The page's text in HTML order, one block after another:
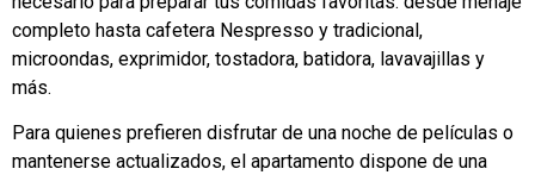
completo hasta cafetera Nespresso y tradicional,
microondas, exprimidor, tostadora, batidora, lavavajillas y
más.
Para quienes prefieren disfrutar de una noche de películas o
mantenerse actualizados, el apartamento dispone de una